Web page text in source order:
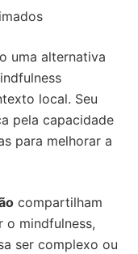
uma alternativa
local. Seu
pela capacidade
para melhorar a
compartilham
o mindfulness,
ser complexo ou